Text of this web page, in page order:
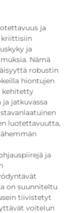
ja
kriittisiin
ja
Nämä
robustin
hiontujen
kehitetty
jatkuvassa
luotettavuutta,
ja
on suunniteltu
tiivistetyt
voitelun